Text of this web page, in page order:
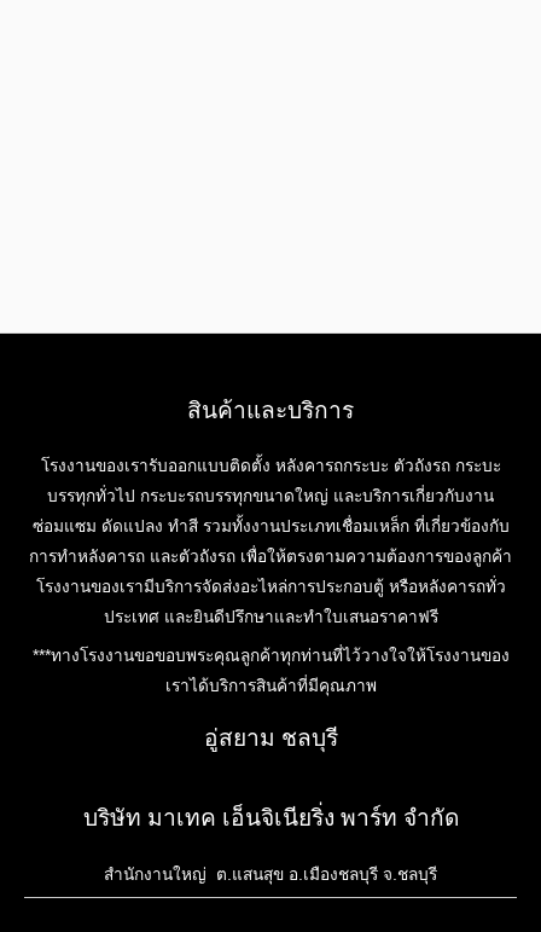
สินค้าและบริการ
โรงงานของเรารับออกแบบติดตั้ง หลังคารถกระบะ ตัวถังรถ กระบะ
บรรทุกทั่วไป กระบะรถบรรทุกขนาดใหญ่ และบริการเกี่ยวกับงาน
ซ่อมแซม ดัดแปลง ทำสี รวมทั้งงานประเภทเชื่อมเหล็ก ที่เกี่ยวข้องกับ
การทำหลังคารถ และตัวถังรถ เพื่อให้ตรงตามความต้องการของลูกค้า
โรงงานของเรามีบริการจัดส่งอะไหล่การประกอบตู้ หรือหลังคารถทั่ว
ประเทศ และยินดีปรึกษาและทำใบเสนอราคาฟรี
***ทางโรงงานขอขอบพระคุณลูกค้าทุกท่านที่ไว้วางใจให้โรงงานของ
เราได้บริการสินค้าที่มีคุณภาพ
อู่สยาม ชลบุรี
บริษัท มาเทค เอ็นจิเนียริ่ง พาร์ท จำกัด
สำนักงานใหญ่ ต.แสนสุข อ.เมืองชลบุรี จ.ชลบุรี